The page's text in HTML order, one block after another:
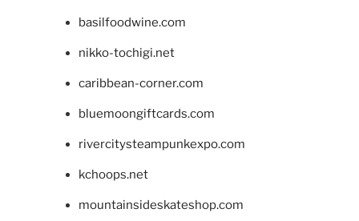
basilfoodwine.com
nikko-tochigi.net
caribbean-corner.com
bluemoongiftcards.com
rivercitysteampunkexpo.com
kchoops.net
mountainsideskateshop.com